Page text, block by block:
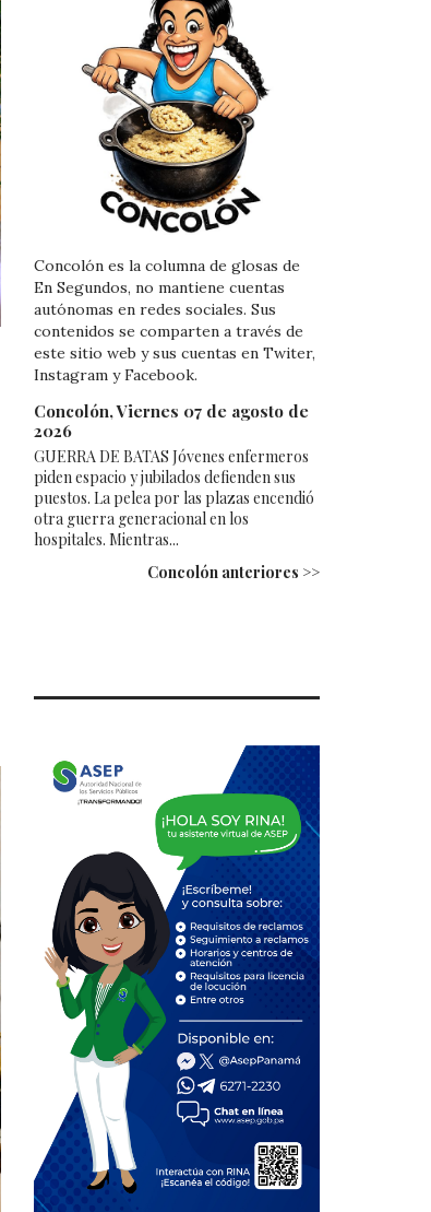
Concolón es la columna de glosas de
En Segundos, no mantiene cuentas
autónomas en redes sociales. Sus
contenidos se comparten a través de
este sitio web y sus cuentas en Twiter,
Instagram y Facebook.
Concolón, Viernes 07 de agosto de
2026
GUERRA DE BATAS Jóvenes enfermeros
piden espacio y jubilados defienden sus
puestos. La pelea por las plazas encendió
otra guerra generacional en los
hospitales. Mientras...
Concolón anteriores >>